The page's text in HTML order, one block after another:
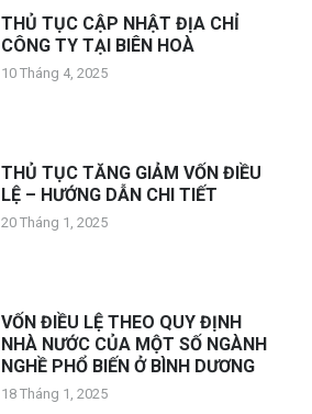
THỦ TỤC CẬP NHẬT ĐỊA CHỈ
CÔNG TY TẠI BIÊN HOÀ
10 Tháng 4, 2025
THỦ TỤC TĂNG GIẢM VỐN ĐIỀU
LỆ – HƯỚNG DẪN CHI TIẾT
20 Tháng 1, 2025
VỐN ĐIỀU LỆ THEO QUY ĐỊNH
NHÀ NƯỚC CỦA MỘT SỐ NGÀNH
NGHỀ PHỔ BIẾN Ở BÌNH DƯƠNG
18 Tháng 1, 2025